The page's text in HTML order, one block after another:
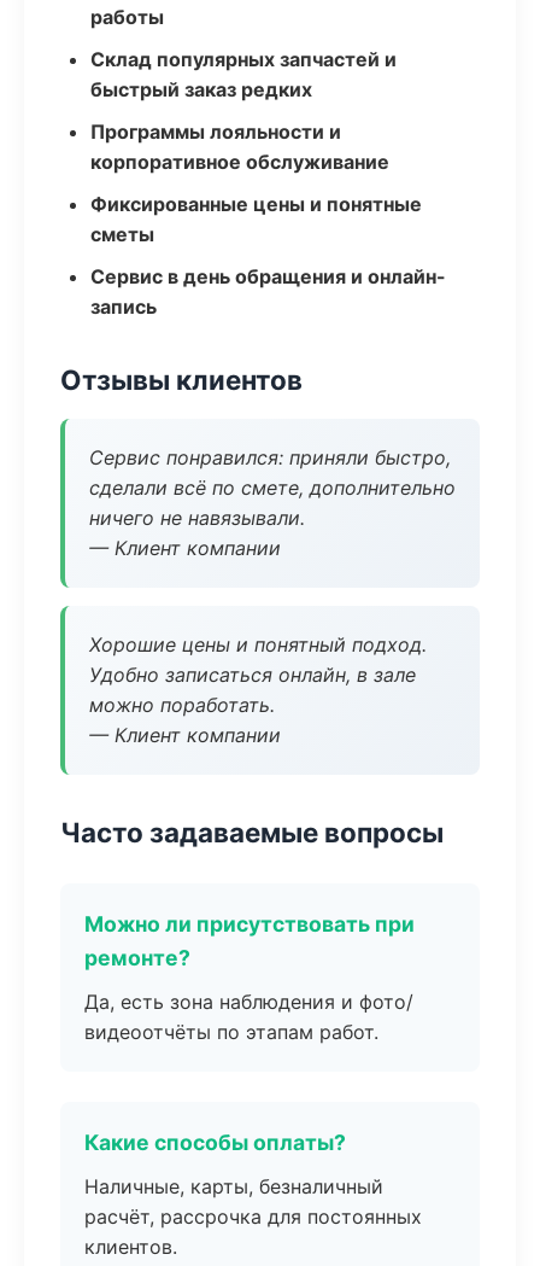
работы
Склад популярных запчастей и
быстрый заказ редких
Программы лояльности и
корпоративное обслуживание
Фиксированные цены и понятные
сметы
Сервис в день обращения и онлайн-
запись
Отзывы клиентов
Сервис понравился: приняли быстро,
сделали всё по смете, дополнительно
ничего не навязывали.
— Клиент компании
Хорошие цены и понятный подход.
Удобно записаться онлайн, в зале
можно поработать.
— Клиент компании
Часто задаваемые вопросы
Можно ли присутствовать при
ремонте?
Да, есть зона наблюдения и фото/
видеоотчёты по этапам работ.
Какие способы оплаты?
Наличные, карты, безналичный
расчёт, рассрочка для постоянных
клиентов.